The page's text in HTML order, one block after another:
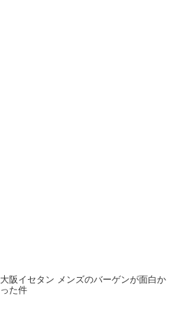
大阪イセタン メンズのバーゲンが面白か
った件